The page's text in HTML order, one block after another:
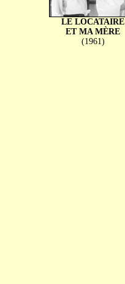
LE LOCATAIRE
ET MA MÈRE
(1961)